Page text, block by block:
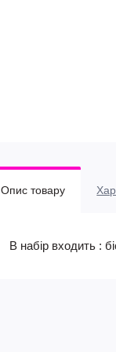
Опис товару
В набір входить :